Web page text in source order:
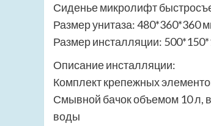
Сиденье микролифт
Размер унитаза: 480*360*360
Размер инсталляции:
Описание инсталляции:
Комплект крепежных
Смывной бачок объемом 10 л,
воды